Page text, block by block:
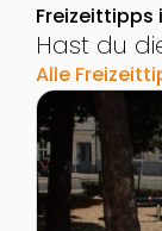
Freizeittipps
Hast du
Alle
Zur